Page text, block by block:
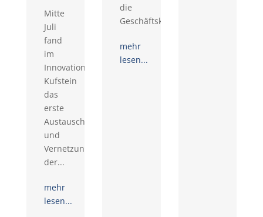
Mitte
Juli
fand
im
Innovationsraum
Kufstein
das
erste
Austausch-
und
Vernetzungstreffen
der...
mehr
lesen...
die
Geschäftskontaktemesse...
mehr
lesen...